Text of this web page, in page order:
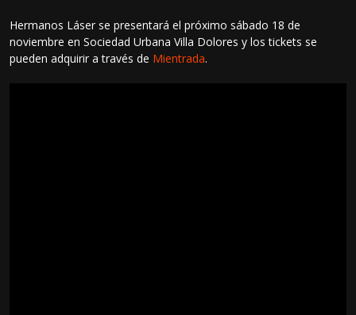
Hermanos Láser se presentará el próximo sábado 18 de
noviembre en Sociedad Urbana Villa Dolores y los tickets se
pueden adquirir a través de Mientrada.